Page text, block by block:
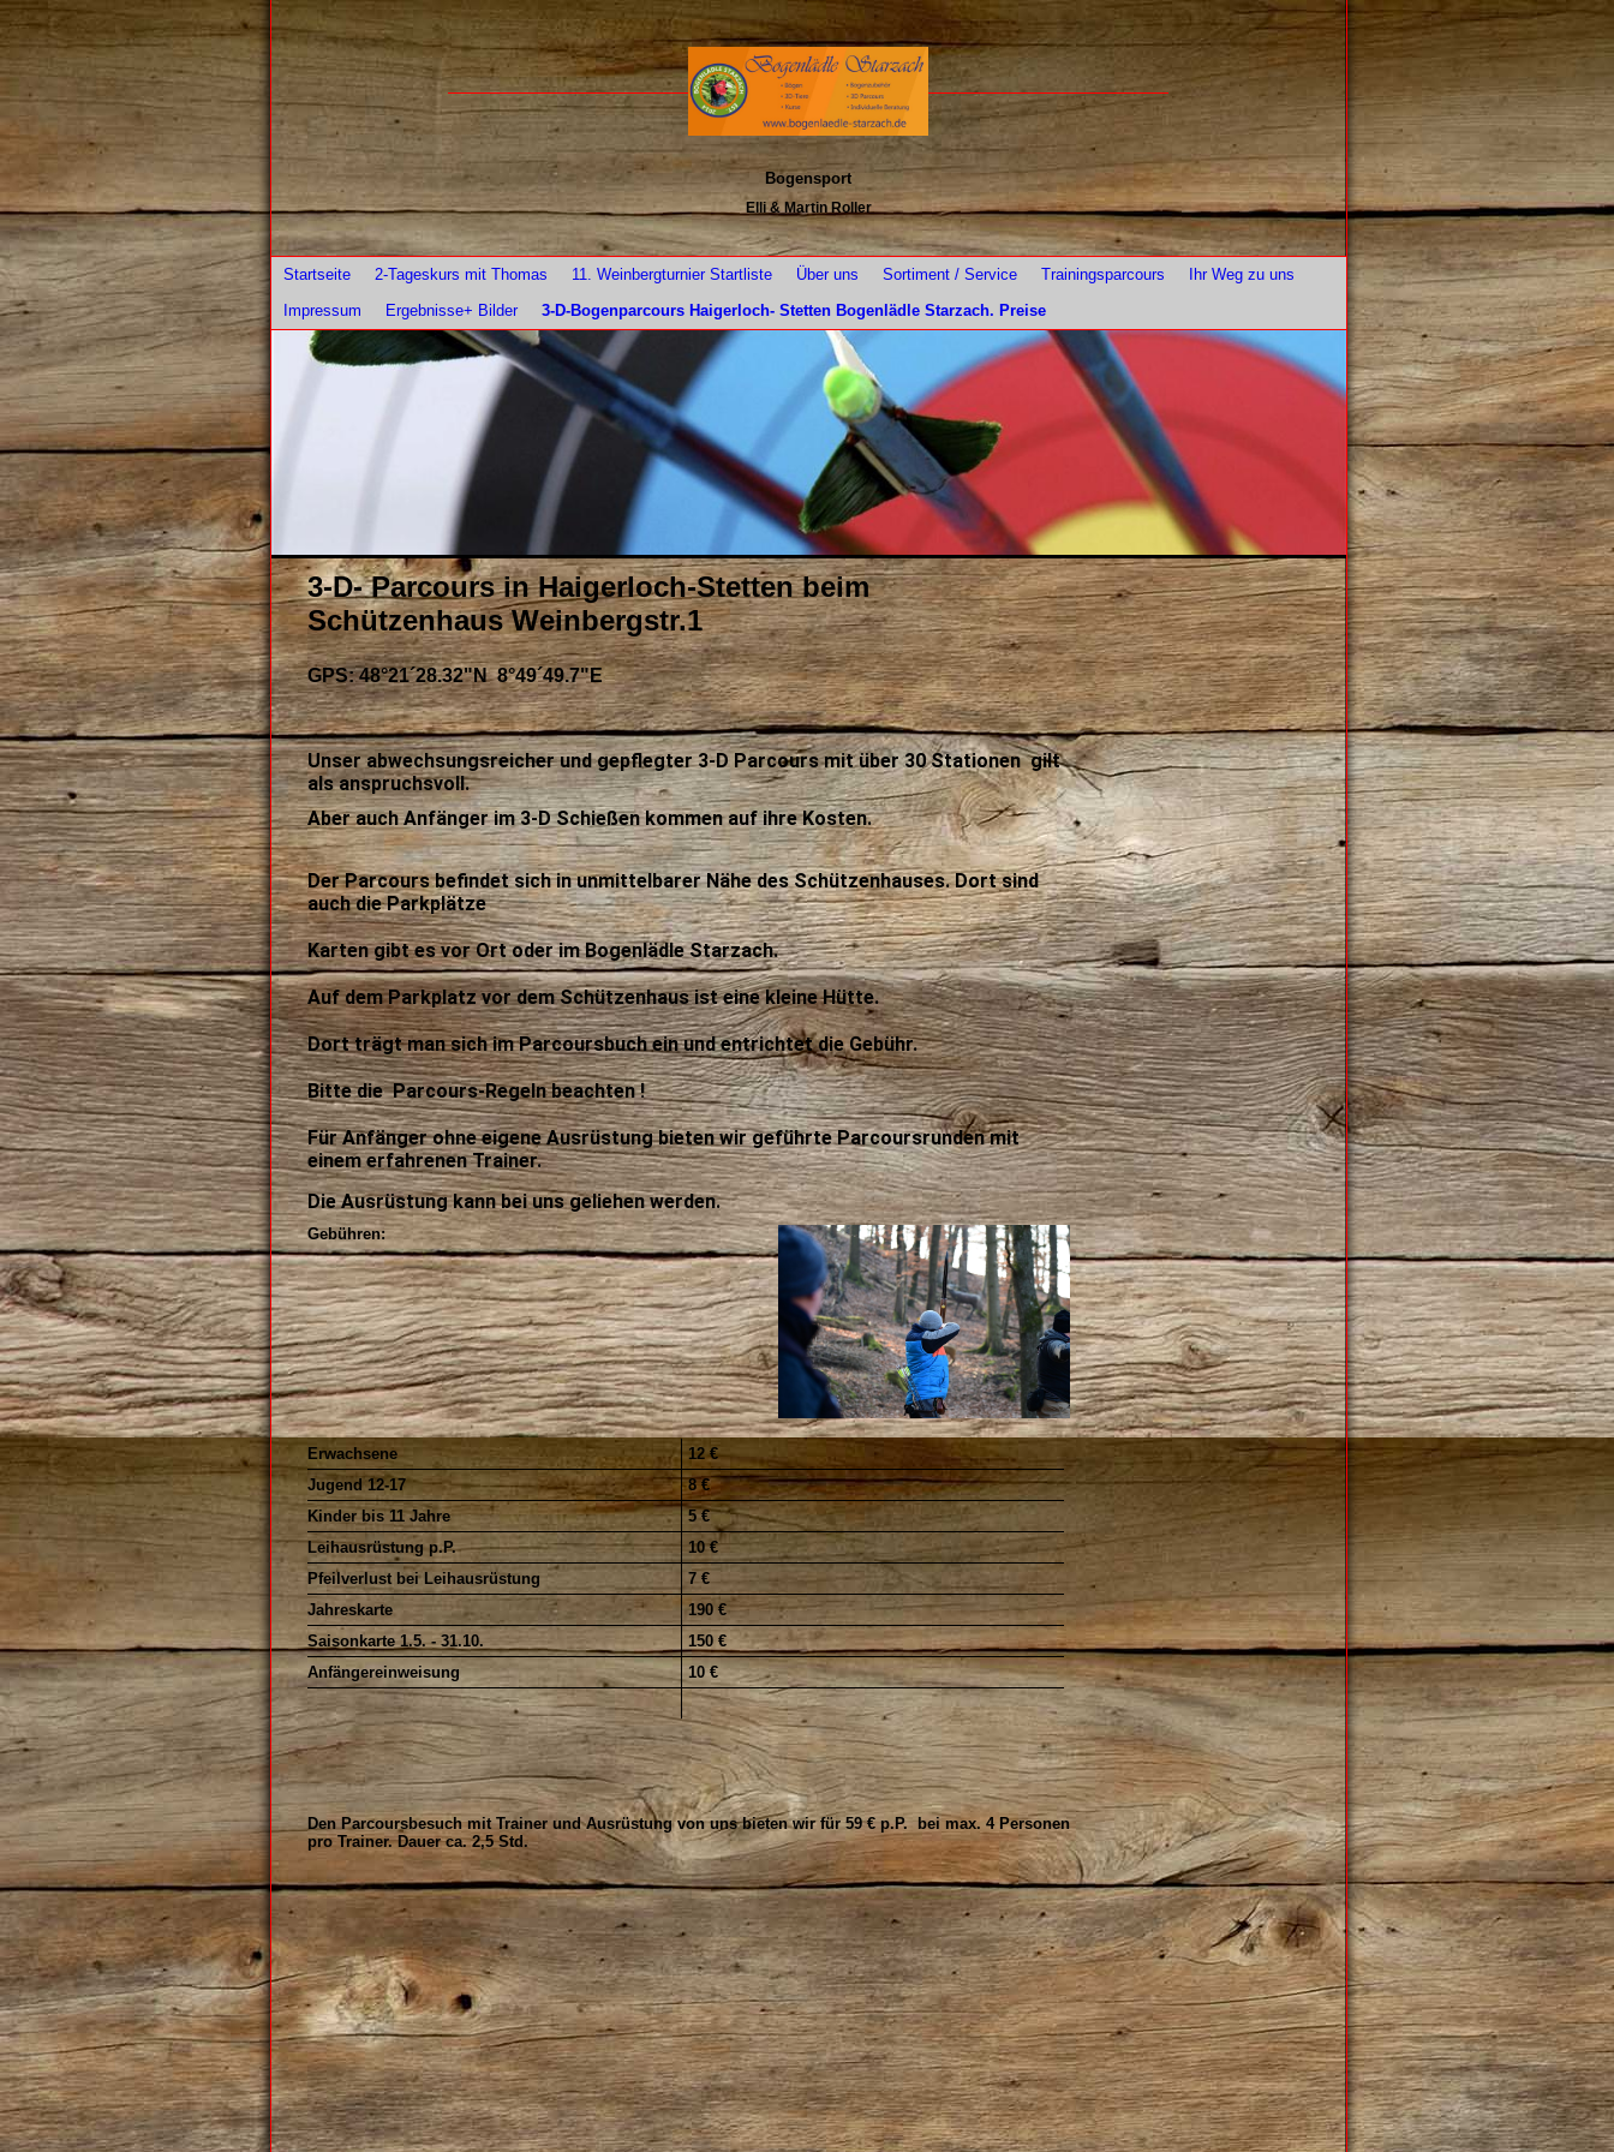
Bogensport
Elli & Martin Roller
Startseite 2-Tageskurs mit Thomas 11. Weinbergturnier Startliste Über uns Sortiment / Service Trainingsparcours
Ihr Weg zu uns
Impressum
Ergebnisse+ Bilder 3-D-Bogenparcours Haigerloch- Stetten Bogenlädle Starzach. Preise
3-D- Parcours in Haigerloch-Stetten beim
Schützenhaus Weinbergstr.1
GPS: 48°21´28.32"N 8°49´49.7"E
Unser abwechsungsreicher und gepflegter 3-D Parcours mit über 30 Stationen gilt
als anspruchsvoll.
Aber auch Anfänger im 3-D Schießen kommen auf ihre Kosten.
Der Parcours befindet sich in unmittelbarer Nähe des Schützenhauses. Dort sind
auch die Parkplätze
Karten gibt es vor Ort oder im Bogenlädle Starzach.
Auf dem Parkplatz vor dem Schützenhaus ist eine kleine Hütte.
Dort trägt man sich im Parcoursbuch ein und entrichtet die Gebühr.
Bitte die Parcours-Regeln beachten !
Für Anfänger ohne eigene Ausrüstung bieten wir geführte Parcoursrunden mit
einem erfahrenen Trainer.
Die Ausrüstung kann bei uns geliehen werden.
Gebühren:
Erwachsene
12 €
Jugend 12-17
8 €
Kinder bis 11 Jahre
5 €
Leihausrüstung p.P.
10 €
Pfeilverlust bei Leihausrüstung
7 €
Jahreskarte
190 €
Saisonkarte 1.5. - 31.10.
150 €
Anfängereinweisung
10 €
Den Parcoursbesuch mit Trainer und Ausrüstung von uns bieten wir für 59 € p.P. bei max. 4 Personen
pro Trainer. Dauer ca. 2,5 Std.